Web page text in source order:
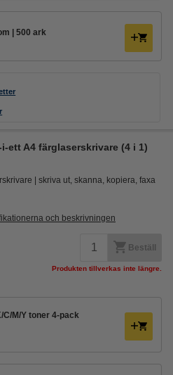
| 500 ark
ett A4 färglaserskrivare (4 i 1)
skriva ut, skanna, kopiera, faxa
och beskrivningen
Beställ
Produkten tillverkas inte längre.
C/M/Y toner 4-pack